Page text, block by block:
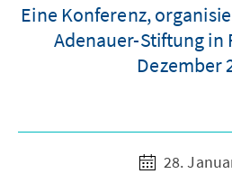
Eine Konferenz,
Adenauer-Stiftung in
Dezember
28.